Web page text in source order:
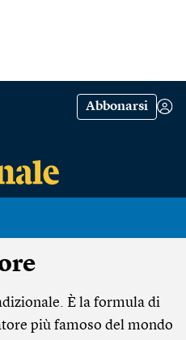
Abbonarsi
È la formula di
più famoso del mondo